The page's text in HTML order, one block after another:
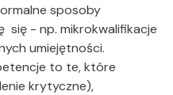
sposoby
się - np. mikrokwalifikacje
umiejętności.
to te, które
krytyczne),